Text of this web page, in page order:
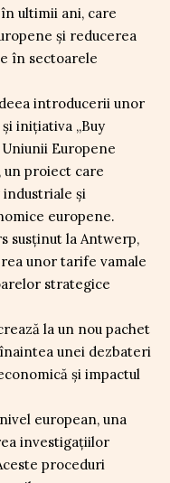
ultimii ani, care
și reducerea
în sectoarele
introducerii unor
inițiativa „Buy
Europene
proiect care
și
europene.
susținut la Antwerp,
unor tarife vamale
strategice
la un nou pachet
unei dezbateri
și impactul
european, una
investigațiilor
proceduri